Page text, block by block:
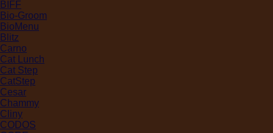
BIFF
Bio-Groom
BioMenu
Blitz
Carno
Cat Lunch
Cat Step
CatStep
Cesar
Chammy
Cliny
CODOS